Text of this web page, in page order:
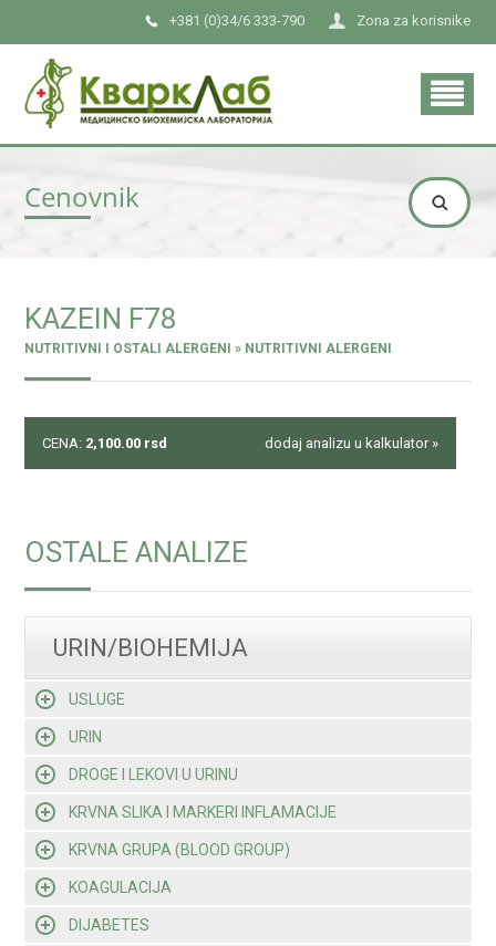
Zona za korisnike
+381 (0)34/6 333-790
Cenovnik
KAZEIN F78
NUTRITIVNI I OSTALI ALERGENI » NUTRITIVNI ALERGENI
CENA: 2,100.00 rsd dodaj analizu u kalkulator »
OSTALE ANALIZE
URIN/BIOHEMIJA
USLUGE
URIN
DROGE I LEKOVI U URINU
KRVNA SLIKA I MARKERI INFLAMACIJE
KRVNA GRUPA (BLOOD GROUP)
KOAGULACIJA
DIJABETES